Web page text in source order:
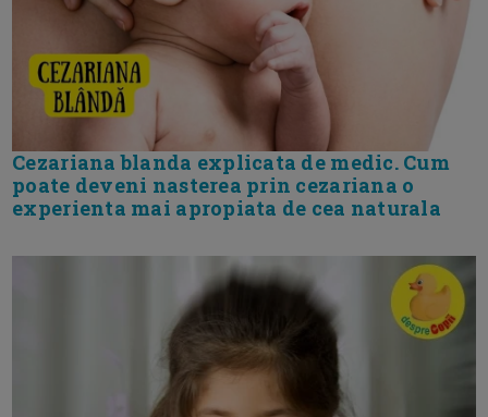
Cezariana blanda explicata de medic. Cum
poate deveni nasterea prin cezariana o
experienta mai apropiata de cea naturala